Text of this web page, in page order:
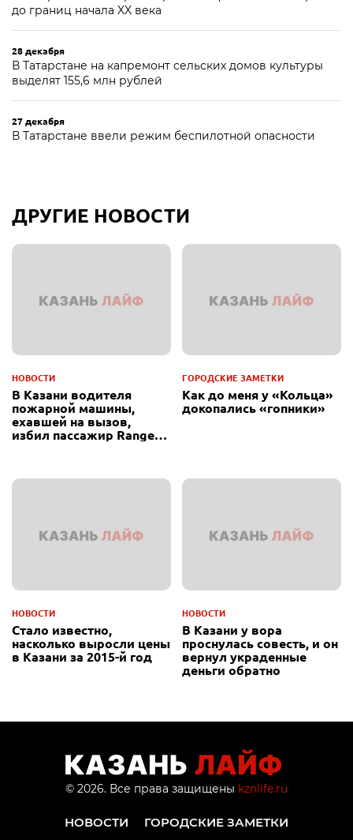
до границ начала XX века
28 декабря
В Татарстане на капремонт сельских домов культуры
выделят 155,6 млн рублей
27 декабря
В Татарстане ввели режим беспилотной опасности
ДРУГИЕ НОВОСТИ
НОВОСТИ
В Казани водителя
пожарной машины,
ехавшей на вызов,
избил пассажир Range
ГОРОДСКИЕ ЗАМЕТКИ
Как до меня у «Кольца»
докопались «гопники»
НОВОСТИ
Стало известно,
насколько выросли цены
в Казани за 2015-й год
НОВОСТИ
В Казани у вора
проснулась совесть, и он
вернул украденные
деньги обратно
© 2026. Все права защищены kznlife.ru
НОВОСТИ ГОРОДСКИЕ ЗАМЕТКИ